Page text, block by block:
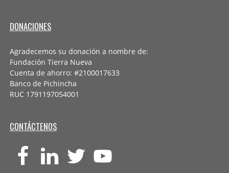
DONACIONES
Agradecemos su donación a nombre de:
Fundación Tierra Nueva
Cuenta de ahorro: #2100017633
Banco de Pichincha
RUC 1791197054001
CONTÁCTENOS